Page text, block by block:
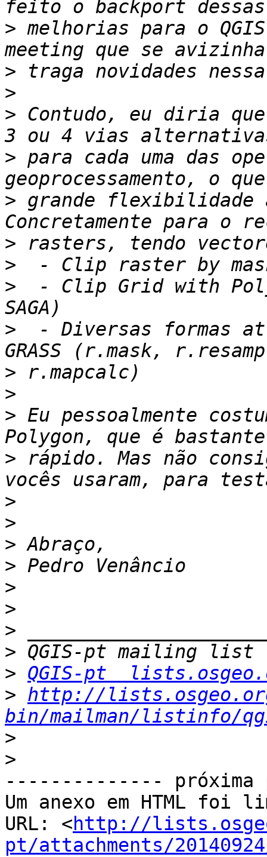
> melhorias para o
>
>
> Contudo, eu diria que
> para cada uma das
> grande flexibilidade
>
>
>
- Clip Grid with
>
- Diversas formas
>
>
> Eu pessoalmente
> rápido. Mas não
>
>
>
>
>
>
>
>
> QGIS-pt
> http://
bin/mailman/listinfo/
>
>
--------------
Um anexo em HTML foi
URL: <http://
pt/attachments/